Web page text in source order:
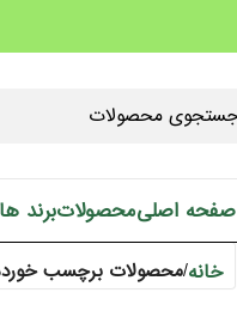
صفحه اصلیمحصولاتبرند
خانه/محصولات برچسب خورده